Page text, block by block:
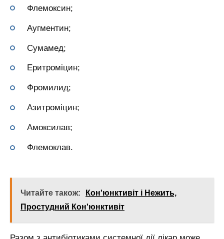
Флемоксин;
Аугментин;
Сумамед;
Еритроміцин;
Фромилид;
Азитроміцин;
Амоксилав;
Флемоклав.
Читайте також:
Кон'юнктивіт і Нежить,
Простудний Кон'юнктивіт